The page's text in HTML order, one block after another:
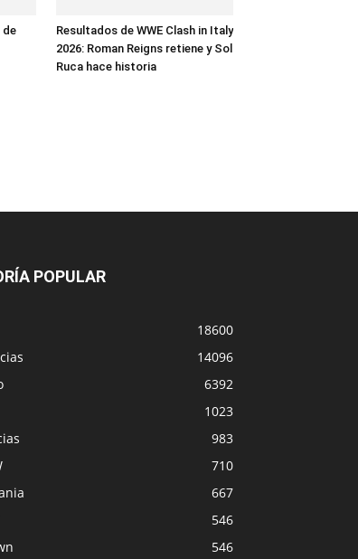
de
Resultados de WWE Clash in Italy
2026: Roman Reigns retiene y Sol
Ruca hace historia
POPULAR
18600
14096
6392
1023
983
710
667
546
546